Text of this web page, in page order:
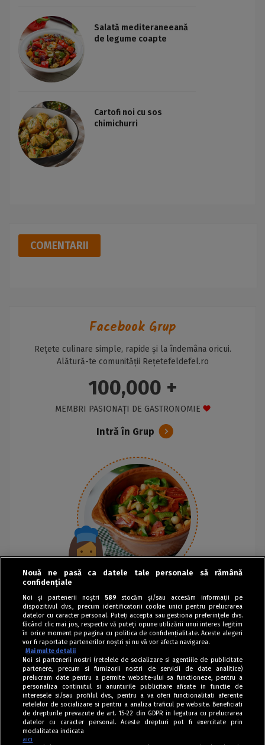
Salată mediteraneeană
de legume coapte
Cartofi noi cu sos
chimichurri
COMENTARII
Facebook Grup
Rețete culinare simple, rapide și la îndemâna oricui.
Alătură-te comunității Rețetefeldefel.ro
100,000 +
MEMBRI PASIONAȚI DE GASTRONOMIE
Intră în Grup
Nouă ne pasă ca datele tale personale să rămână
confidențiale
Noi și partenerii noștri 589 stocăm și/sau accesăm informații pe
dispozitivul dvs., precum identificatorii cookie unici pentru prelucrarea
datelor cu caracter personal. Puteți accepta sau gestiona preferințele dvs.
făcând clic mai jos, respectiv vă puteți opune utilizării unui interes legitim
în orice moment pe pagina cu politica de confidențialitate. Aceste alegeri
vor fi raportate partenerilor noștri și nu vă vor afecta navigarea.
Mai multe detalii
Noi si partenerii nostri (retelele de socializare si agentiile de publicitate
partenere, precum si furnizorii nostri de servicii de date analitice)
prelucram date pentru a permite website-ului sa functioneze, pentru a
personaliza continutul si anunturile publicitare afisate in functie de
interesele si/sau profilul dvs., pentru a va oferi functionalitati aferente
retelelor de socializare si pentru a analiza traficul pe website. Beneficiati
de drepturile prevazute de art. 15-22 din GDPR in legatura cu prelucrarea
datelor cu caracter personal. Aceste drepturi pot fi exercitate prin
modalitatea indicata
aici